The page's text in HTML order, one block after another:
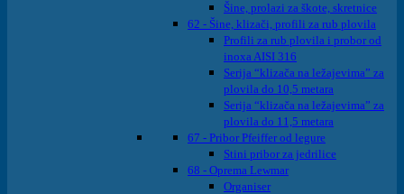
Šine, prolazi za škote, skretnice
62 - Šine, klizači, profili za rub plovila
Profili za rub plovila i probor od
inoxa AISI 316
Serija “klizača na ležajevima” za
plovila do 10,5 metara
Serija “klizača na ležajevima” za
plovila do 11,5 metara
67 - Pribor Pfeiffer od legure
Stini pribor za jedrilice
68 - Oprema Lewmar
Organiser